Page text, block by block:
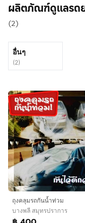
ผลิตภัณฑ์ดูแลรถ
(2)
อื่นๆ
(2)
ถุงคลุมรถกันน้ำท่วม
บางพลี สมุทรปราการ